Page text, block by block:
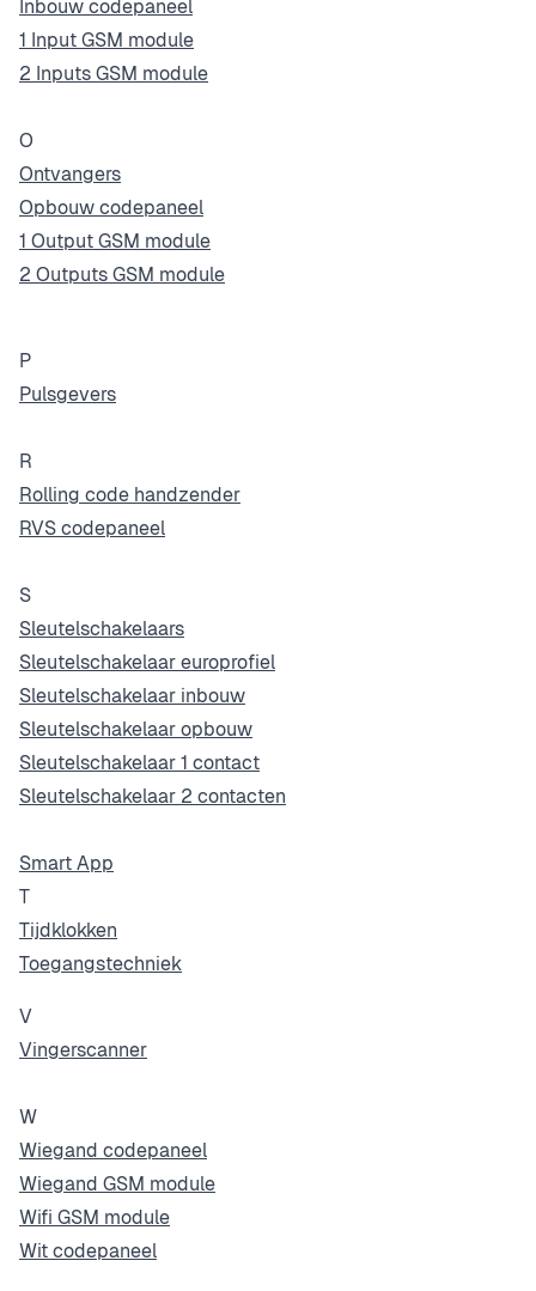
Inbouw codepaneel
1 Input GSM module
2 Inputs GSM module
O
Ontvangers
Opbouw codepaneel
1 Output GSM module
2 Outputs GSM module
P
Pulsgevers
R
Rolling code handzender
RVS codepaneel
S
Sleutelschakelaars
Sleutelschakelaar europrofiel
Sleutelschakelaar inbouw
Sleutelschakelaar opbouw
Sleutelschakelaar 1 contact
Sleutelschakelaar 2 contacten
Smart App
T
Tijdklokken
Toegangstechniek
V
Vingerscanner
W
Wiegand codepaneel
Wiegand GSM module
Wifi GSM module
Wit codepaneel